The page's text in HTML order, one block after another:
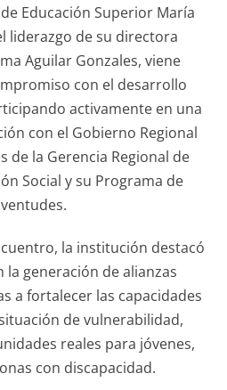
Educación Superior María
liderazgo de su directora
Aguilar Gonzales, viene
con el desarrollo
activamente en una
con el Gobierno Regional
de la Gerencia Regional de
Social y su Programa de
la institución destacó
la generación de alianzas
a fortalecer las capacidades
de vulnerabilidad,
reales para jóvenes,
con discapacidad.